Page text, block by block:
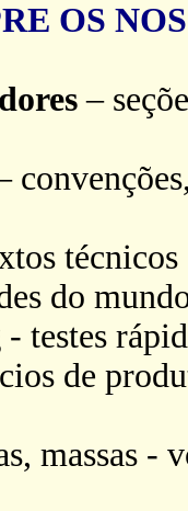
OS
–
do
- testes
de
massas -